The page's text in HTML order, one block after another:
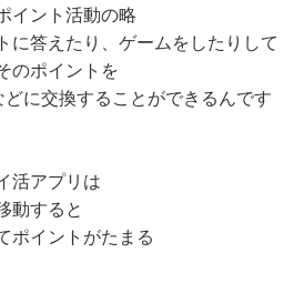
イント活動の略
に答えたり、ゲームをしたりして
のポイントを
に交換することができるんです
活アプリは
動すると
ポイントがたまる